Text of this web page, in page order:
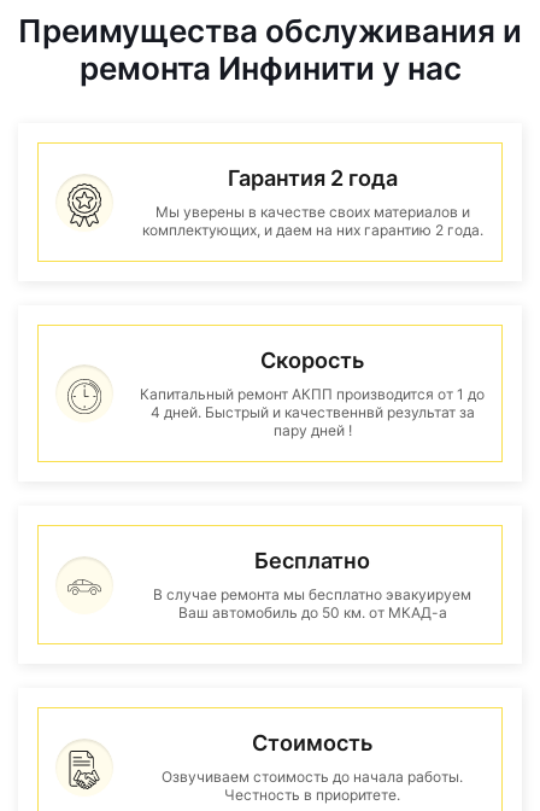
Преимущества обслуживания и
ремонта Инфинити у нас
Гарантия 2 года
Мы уверены в качестве своих материалов и
комплектующих, и даем на них гарантию 2 года.
Скорость
Капитальный ремонт АКПП производится от 1 до
4 дней. Быстрый и качественнвй результат за
пару дней !
Бесплатно
В случае ремонта мы бесплатно эвакуируем
Ваш автомобиль до 50 км. от МКАД-а
Стоимость
Озвучиваем стоимость до начала работы.
Честность в приоритете.